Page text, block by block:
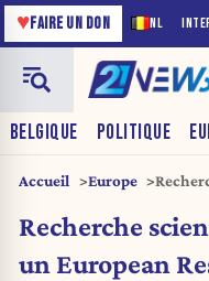
NL
♥FAIRE UN DON
BELGIQUE POLITIQUE
Accueil Europe
Recherche
un European